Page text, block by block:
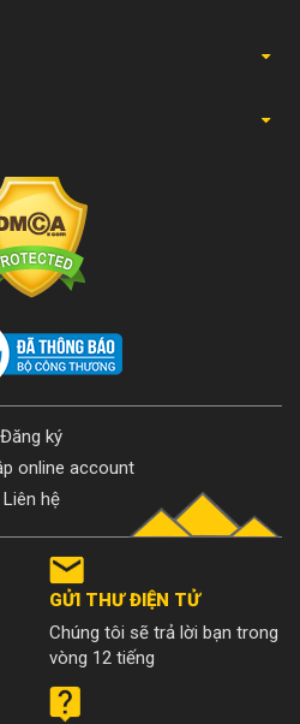
Đăng ký
online account
Liên hệ
GỬI THƯ ĐIỆN TỬ
Chúng tôi sẽ trả lời bạn trong
vòng 12 tiếng